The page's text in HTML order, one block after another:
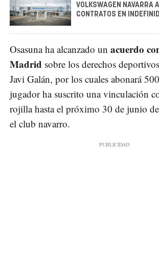
VOLKSWAGEN NAVARRA
CONTRATOS EN
Osasuna ha alcanzado un acuerdo
Madrid sobre los derechos
Javi Galán, por los cuales abonará
jugador ha suscrito una vinculación
rojilla hasta el próximo 30 de junio
el club navarro.